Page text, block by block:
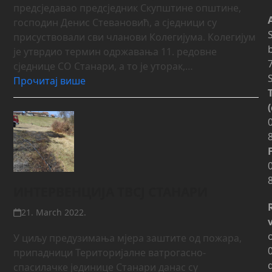
предсједавао предсједник Скупштине општине,
господин Денис Стевановић, а сједници су
присуствовали сви чланови Колегијума. Колегијум
је утврдио термин одржавања 11. редовне
сједнице СО Станари, а то је уторак,…
Прочитај више
21. March 2022.
У циљу предузимања мјера заштите од пожара,
припадници Територијалне ватрогасно-
спасилачке јединице Станари данас су